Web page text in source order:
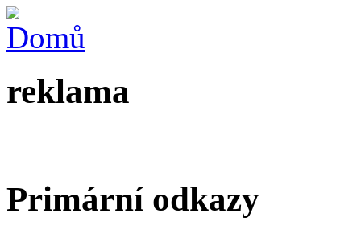
reklama
Primární odkazy